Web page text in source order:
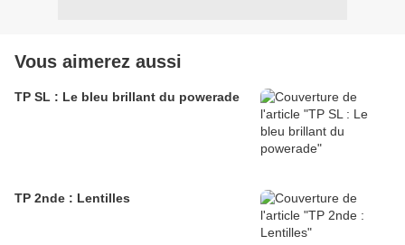
Vous aimerez aussi
TP SL : Le bleu brillant du powerade
TP 2nde : Lentilles